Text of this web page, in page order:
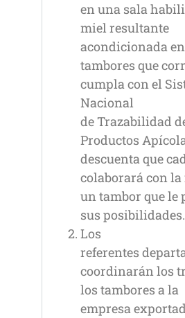
en una sala
miel resultante
acondicionada
tambores que
cumpla con el
Nacional
de Trazabilidad
Productos
descuenta que
colaborará con
un tambor que le
sus posibilidades.
Los
referentes
coordinarán los
los tambores a la
empresa